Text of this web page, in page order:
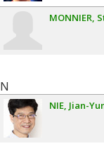
MONNIER
N
NIE Jian-